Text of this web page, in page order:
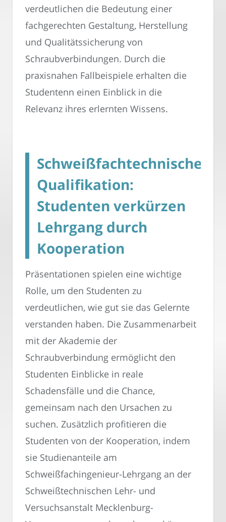
verdeutlichen die Bedeutung einer
fachgerechten Gestaltung, Herstellung
und Qualitätssicherung von
Schraubverbindungen. Durch die
praxisnahen Fallbeispiele erhalten die
Studentenn einen Einblick in die
Relevanz ihres erlernten Wissens.
Schweißfachtechnische
Qualifikation:
Studenten verkürzen
Lehrgang durch
Kooperation
Präsentationen spielen eine wichtige
Rolle, um den Studenten zu
verdeutlichen, wie gut sie das Gelernte
verstanden haben. Die Zusammenarbeit
mit der Akademie der
Schraubverbindung ermöglicht den
Studenten Einblicke in reale
Schadensfälle und die Chance,
gemeinsam nach den Ursachen zu
suchen. Zusätzlich profitieren die
Studenten von der Kooperation, indem
sie Studienanteile am
Schweißfachingenieur-Lehrgang an der
Schweißtechnischen Lehr- und
Versuchsanstalt Mecklenburg-